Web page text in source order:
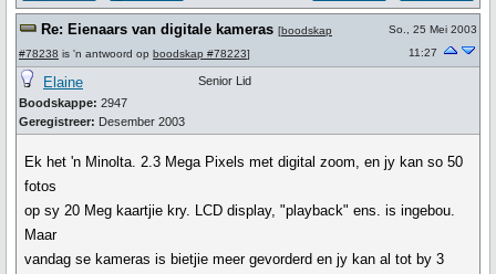
Re: Eienaars van digitale kameras [boodskap
#78238 is 'n antwoord op boodskap #78223]
So., 25 Mei 2003
11:27
Elaine
Boodskappe: 2947
Geregistreer: Desember 2003
Senior Lid
Ek het 'n Minolta. 2.3 Mega Pixels met digital zoom, en jy kan so 50
fotos
op sy 20 Meg kaartjie kry. LCD display, "playback" ens. is ingebou.
Maar
vandag se kameras is bietjie meer gevorderd en jy kan al tot by 3